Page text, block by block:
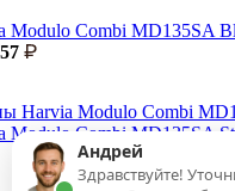
Harvia Modulo Combi
Андрей
Здравствуйте!